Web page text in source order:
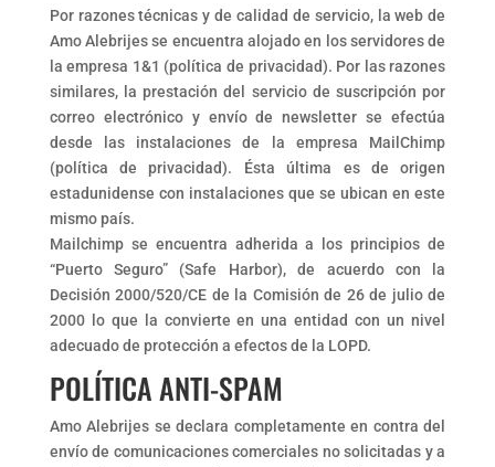
Por razones técnicas y de calidad de servicio, la web de
Amo Alebrijes se encuentra alojado en los servidores de
la empresa 1&1 (política de privacidad). Por las razones
similares, la prestación del servicio de suscripción por
correo electrónico y envío de newsletter se efectúa
desde las instalaciones de la empresa MailChimp
(política de privacidad). Ésta última es de origen
estadunidense con instalaciones que se ubican en este
mismo país.
Mailchimp se encuentra adherida a los principios de
“Puerto Seguro” (Safe Harbor), de acuerdo con la
Decisión 2000/520/CE de la Comisión de 26 de julio de
2000 lo que la convierte en una entidad con un nivel
adecuado de protección a efectos de la LOPD.
POLÍTICA ANTI-SPAM
Amo Alebrijes se declara completamente en contra del
envío de comunicaciones comerciales no solicitadas y a